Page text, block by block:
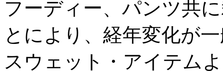
フーディー、パンツ共
とにより、経年変化が
スウェット・アイテム